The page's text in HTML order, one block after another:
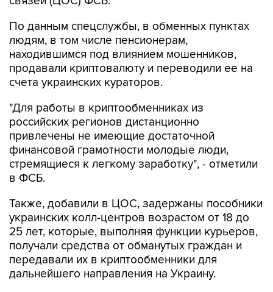
По данным спецслужбы, в обменных пунктах
людям, в том числе пенсионерам,
находившимся под влиянием мошенников,
продавали криптовалюту и переводили ее на
счета украинских кураторов.
"Для работы в криптообменниках из
российских регионов дистанционно
привлечены не имеющие достаточной
финансовой грамотности молодые люди,
стремящиеся к легкому заработку", - отметили
в ФСБ.
Также, добавили в ЦОС, задержаны пособники
украинских колл-центров возрастом от 18 до
25 лет, которые, выполняя функции курьеров,
получали средства от обманутых граждан и
передавали их в криптообменники для
дальнейшего направления на Украину.